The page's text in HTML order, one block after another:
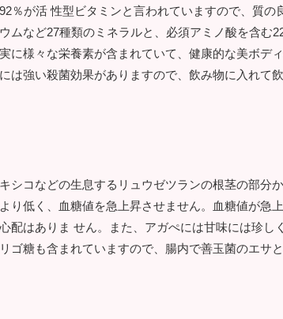
％が活 性型ビタミンと言われていますので、質
ムなど27種類のミネラルと、必須アミノ酸を含む
に様々な栄養素が含まれていて、健康的な美ボデ
は強い殺菌効果がありますので、飲み物に入れて
シコなどの生息するリュウゼツランの根茎の部分
り低く、血糖値を急上昇させません。血糖値が急
配はありま せん。また、アガぺには甘味には珍し
ゴ糖も含まれていますので、腸内で善玉菌のエサ